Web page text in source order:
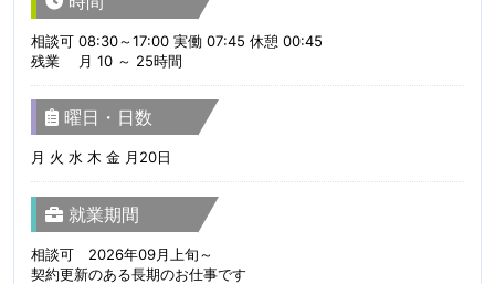
相談可 08:30～17:00 実働 07:45 休憩 00:45
残業 月 10 ～ 25時間
曜日・日数
月 火 水 木 金 月20日
就業期間
相談可 2026年09月上旬～
契約更新のある長期のお仕事です